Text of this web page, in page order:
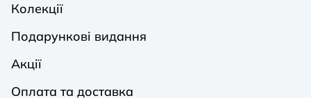
Колекції
Подарункові видання
Акції
Оплата та доставка